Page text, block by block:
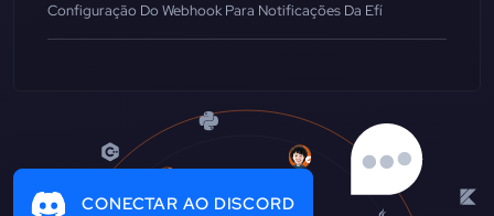
Configuração Do Webhook Para Notificações Da Efí
CONECTAR AO DISCORD